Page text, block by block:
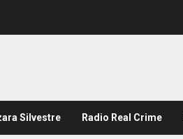
Silvestre Radio Real Crime